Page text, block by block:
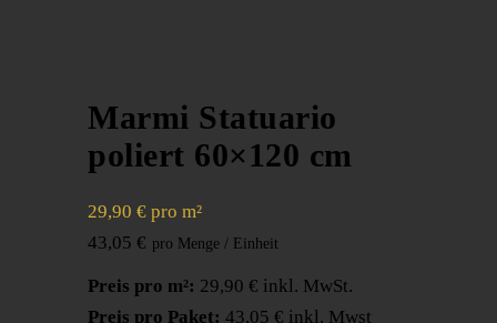
Marmi Statuario
poliert 60×120 cm
29,90 € pro m²
43,05 €
Preis pro m²: 29,90 € inkl. MwSt.
Preis pro Paket: 43,05 € inkl. Mwst